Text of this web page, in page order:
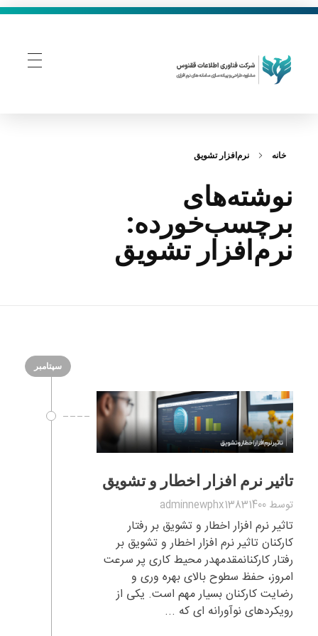
خانه نرم‌افزار تشویق
نوشته‌های
برچسب‌خورده:
نرم‌افزار تشویق
سپتامبر
تاثیر نرم افزار اخطار و تشویق
توسط adminnewphx13831400
تاثیر نرم افزار اخطار و تشویق بر رفتار
کارکنان تاثیر نرم افزار اخطار و تشویق بر
رفتار کارکنانمقدمهدر محیط کاری پر سرعت
امروز، حفظ سطوح بالای بهره وری و
رضایت کارکنان بسیار مهم است. یکی از
رویکردهای نوآورانه ای که ...